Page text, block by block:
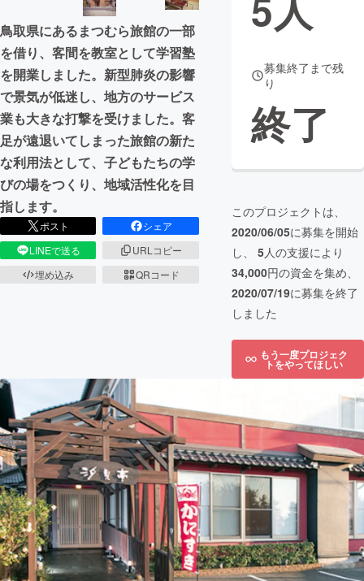
CAMPFIRE for Social Good CAMPFIRE Creation
CAMPFIREふるさと納税machi-ya コミュニティ
鳥取県にあるまつむら旅館の一部
を借り、客間を教室として学習塾
を開業しました。新型肺炎の影響
で景気が低迷し、地方のサービス
業も大きな打撃を受けました。客
足が遠退いてしまった旅館の新た
な利用法として、子どもたちの学
びの場をつくり、地域活性化を目
指します。
ポスト
シェア
LINEで送る
URLコピー
埋め込み
QRコード
募集終了まで残
り
終了
このプロジェクトは、
2020/06/05に募集を開始
し、 5人の支援により
34,000円の資金を集め、
2020/07/19に募集を終了
しました
もう一度プロジェク
トをやってほしい